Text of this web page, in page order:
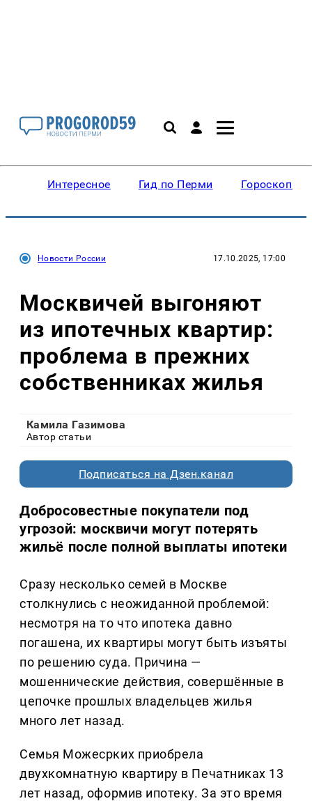
Интересное Гид по Перми Гороскопы
Новости России 17.10.2025, 17:00
Москвичей выгоняют
из ипотечных квартир:
проблема в прежних
собственниках жилья
Камила Газимова
Автор статьи
Подписаться на Дзен.канал
Добросовестные покупатели под
угрозой: москвичи могут потерять
жильё после полной выплаты ипотеки
Сразу несколько семей в Москве
столкнулись с неожиданной проблемой:
несмотря на то что ипотека давно
погашена, их квартиры могут быть изъяты
по решению суда. Причина —
мошеннические действия, совершённые в
цепочке прошлых владельцев жилья
много лет назад.
Семья Можесрких приобрела
двухкомнатную квартиру в Печатниках 13
лет назад, оформив ипотеку. За это время